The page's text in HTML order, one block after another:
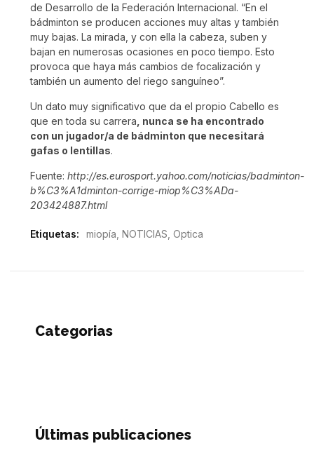
de Desarrollo de la Federación Internacional. “En el
bádminton se producen acciones muy altas y también
muy bajas. La mirada, y con ella la cabeza, suben y
bajan en numerosas ocasiones en poco tiempo. Esto
provoca que haya más cambios de focalización y
también un aumento del riego sanguíneo”.
Un dato muy significativo que da el propio Cabello es
que en toda su carrera, nunca se ha encontrado
con un jugador/a de bádminton que necesitará
gafas o lentillas.
Fuente:http://es.eurosport.yahoo.com/noticias/badminton-
b%C3%A1dminton-corrige-miop%C3%ADa-
203424887.html
Etiquetas: miopía, NOTICIAS,Optica
Categorias
Últimas publicaciones